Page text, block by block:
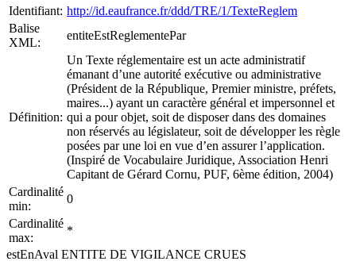
Identifiant: http://id.eaufrance.fr/ddd/TRE/1/TexteReglem
Balise
XML:
entiteEstReglementePar
Définition:
Un Texte réglementaire est un acte administratif
émanant d’une autorité exécutive ou administrative
(Président de la République, Premier ministre, préfets,
maires...) ayant un caractère général et impersonnel et
qui a pour objet, soit de disposer dans des domaines
non réservés au législateur, soit de développer les règle
posées par une loi en vue d’en assurer l’application.
(Inspiré de Vocabulaire Juridique, Association Henri
Capitant de Gérard Cornu, PUF, 6ème édition, 2004)
Cardinalité
min:
0
Cardinalité
max:
*
estEnAval ENTITE DE VIGILANCE CRUES